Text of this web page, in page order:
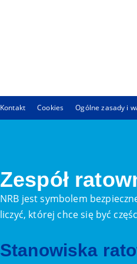
Kontakt Cookies Ogólne zasady i
Zespół
NRB jest symbolem
liczyć, której chce się być
Stanowiska